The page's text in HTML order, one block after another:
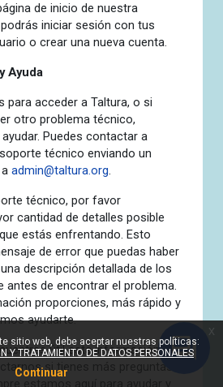
de inicio de nuestra
iniciar sesión con tus
o crear una nueva cuenta.
Ayuda
para acceder a Taltura, o si
otro problema técnico,
Puedes contactar a
técnico enviando un
aadmin@taltura.org.
técnico, por favor
cantidad de detalles posible
estás enfrentando. Esto
de error que puedas haber
descripción detallada de los
antes de encontrar el problema.
proporciones, más rápido y
ayudarte.
útil esta información y te
si tienes más preguntas
sitio web, debe aceptar nuestras políticas:
Y TRATAMIENTO DE DATOS PERSONALES
Continuar
x